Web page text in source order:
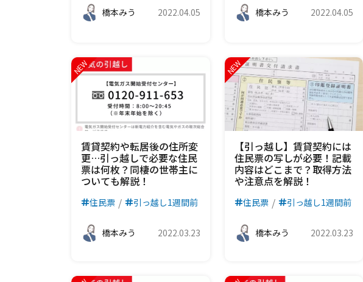
橋本みう 2022.04.05 橋本みう 2022.04.05
賃貸契約や転居後の住所変
更…引っ越しで必要な住民
票は何枚？同棲の世帯主に
ついても解説！
住民票 引っ越し1週間前
橋本みう 2022.03.23
【引っ越し】賃貸契約には
住民票の写しが必要！記載
内容はどこまで？取得方法
や注意点を解説！
住民票 引っ越し1週間前
橋本みう 2022.03.23